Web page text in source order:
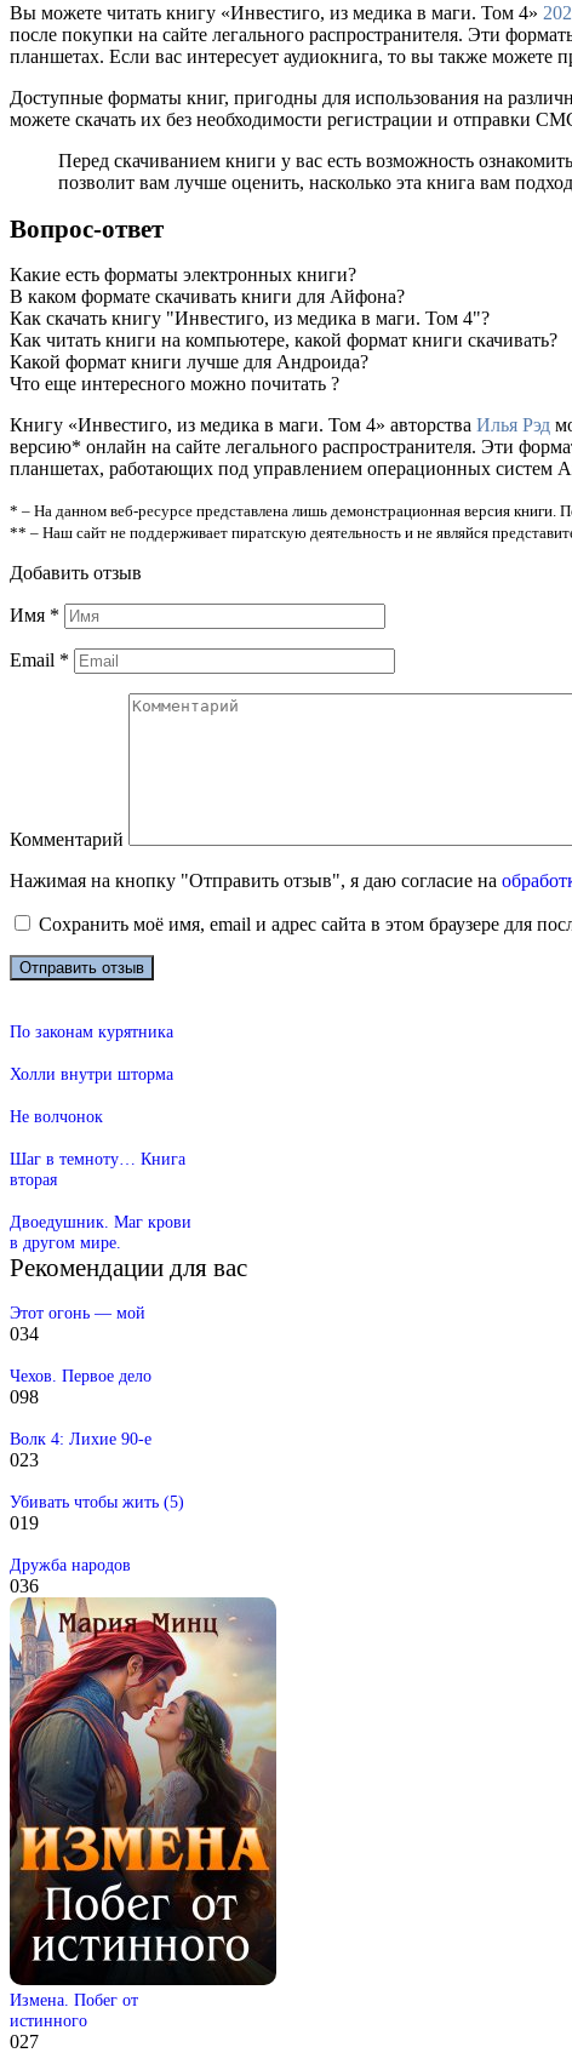
Вы можете читать книгу «Инвестиго, из медика в маги. Том 4»
после покупки на сайте легального распространителя. Эти
планшетах. Если вас интересует аудиокнига, то вы также можете
Доступные форматы книг, пригодны для использования на
можете скачать их без необходимости регистрации и отправки
Перед скачиванием книги у вас есть возможность
позволит вам лучше оценить, насколько эта книга вам
Вопрос-ответ
Какие есть форматы электронных книги?
В каком формате скачивать книги для Айфона?
Как скачать книгу "Инвестиго, из медика в маги. Том 4"?
Как читать книги на компьютере, какой формат книги скачивать?
Какой формат книги лучше для Андроида?
Что еще интересного можно почитать ?
Книгу «Инвестиго, из медика в маги. Том 4» авторства Илья Рэд
версию* онлайн на сайте легального распространителя. Эти
планшетах, работающих под управлением операционных систем
* – На данном веб-ресурсе представлена лишь демонстрационная версия книги.
** – Наш сайт не поддерживает пиратскую деятельность и не являйся
Добавить отзыв
Имя *
Email *
Комментарий
Нажимая на кнопку "Отправить отзыв", я даю согласие на
Сохранить моё имя, email и адрес сайта в этом браузере для
По законам курятника
Холли внутри шторма
Не волчонок
Шаг в темноту… Книга
вторая
Двоедушник. Маг крови
в другом мире.
Рекомендации для вас
Этот огонь — мой
034
Чехов. Первое дело
098
Волк 4: Лихие 90-е
023
Убивать чтобы жить (5)
019
Дружба народов
036
Измена. Побег от
истинного
027